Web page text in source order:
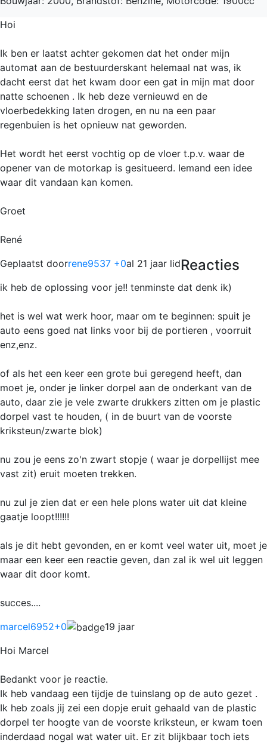
Hoi
Ik ben er laatst achter gekomen dat het onder mijn
automat aan de bestuurderskant helemaal nat was, ik
dacht eerst dat het kwam door een gat in mijn mat door
natte schoenen . Ik heb deze vernieuwd en de
vloerbedekking laten drogen, en nu na een paar
regenbuien is het opnieuw nat geworden.
Het wordt het eerst vochtig op de vloer t.p.v. waar de
opener van de motorkap is gesitueerd. Iemand een idee
waar dit vandaan kan komen.
Groet
René
Geplaatst doorrene9537 +0al 21 jaar lidReacties
ik heb de oplossing voor je!! tenminste dat denk ik)
het is wel wat werk hoor, maar om te beginnen: spuit je
auto eens goed nat links voor bij de portieren , voorruit
enz,enz.
of als het een keer een grote bui geregend heeft, dan
moet je, onder je linker dorpel aan de onderkant van de
auto, daar zie je vele zwarte drukkers zitten om je plastic
dorpel vast te houden, ( in de buurt van de voorste
kriksteun/zwarte blok)
nu zou je eens zo'n zwart stopje ( waar je dorpellijst mee
vast zit) eruit moeten trekken.
nu zul je zien dat er een hele plons water uit dat kleine
gaatje loopt!!!!!!
als je dit hebt gevonden, en er komt veel water uit, moet je
maar een keer een reactie geven, dan zal ik wel uit leggen
waar dit door komt.
succes....
marcel6952+0
19 jaar
Hoi Marcel
Bedankt voor je reactie.
Ik heb vandaag een tijdje de tuinslang op de auto gezet .
Ik heb zoals jij zei een dopje eruit gehaald van de plastic
dorpel ter hoogte van de voorste kriksteun, er kwam toen
inderdaad nogal wat water uit. Er zit blijkbaar toch iets